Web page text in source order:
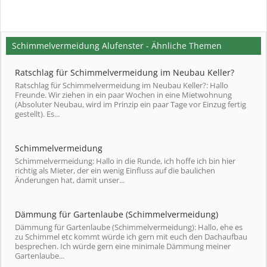
Schimmelvermeidung Alufenster - Ähnliche Themen
Ratschlag für Schimmelvermeidung im Neubau Keller?
Ratschlag für Schimmelvermeidung im Neubau Keller?: Hallo
Freunde. Wir ziehen in ein paar Wochen in eine Mietwohnung
(Absoluter Neubau, wird im Prinzip ein paar Tage vor Einzug fertig
gestellt). Es...
Schimmelvermeidung
Schimmelvermeidung: Hallo in die Runde, ich hoffe ich bin hier
richtig als Mieter, der ein wenig Einfluss auf die baulichen
Änderungen hat, damit unser...
Dämmung für Gartenlaube (Schimmelvermeidung)
Dämmung für Gartenlaube (Schimmelvermeidung): Hallo, ehe es
zu Schimmel etc kommt würde ich gern mit euch den Dachaufbau
besprechen. Ich würde gern eine minimale Dämmung meiner
Gartenlaube...